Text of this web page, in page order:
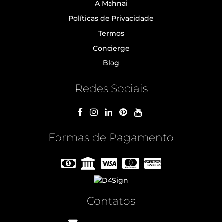
A Mahnai
Políticas de Privacidade
Termos
Concierge
Blog
Redes Sociais
Formas de Pagamento
Contatos